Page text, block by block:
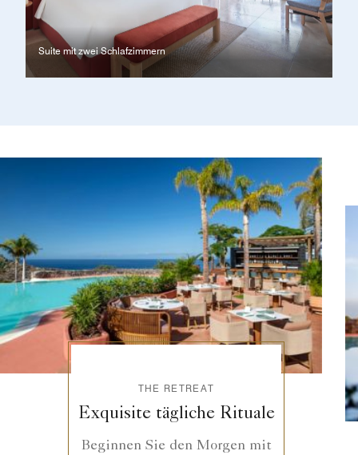
Suite mit zwei Schlafzimmern
THE RETREAT
Exquisite tägliche Rituale
Beginnen Sie den Morgen mit